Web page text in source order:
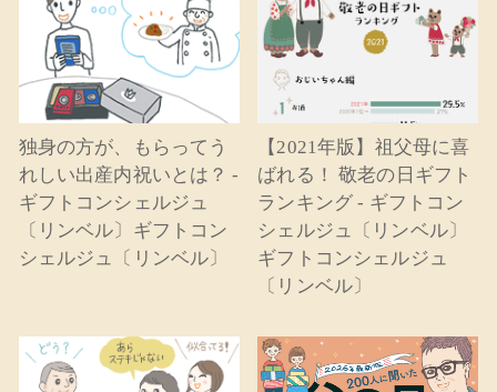
独身の方が、もらってう
れしい出産内祝いとは？ -
ギフトコンシェルジュ
〔リンベル〕ギフトコン
シェルジュ〔リンベル〕
【2021年版】祖父母に喜
ばれる！ 敬老の日ギフト
ランキング - ギフトコン
シェルジュ〔リンベル〕
ギフトコンシェルジュ
〔リンベル〕